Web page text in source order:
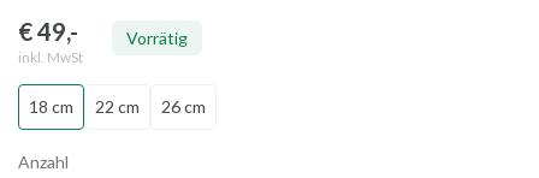
€ 49,-
inkl. MwSt
Vorrätig
18 cm 22 cm 26 cm
Anzahl